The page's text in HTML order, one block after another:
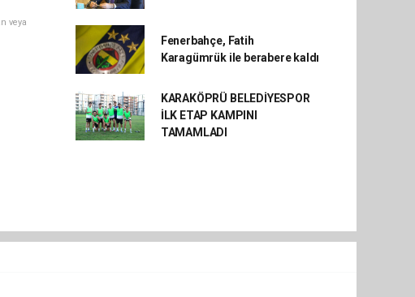
veya
Fenerbahçe, Fatih
Karagümrük ile berabere kaldı
KARAKÖPRÜ BELEDİYESPOR
İLK ETAP KAMPINI
TAMAMLADI